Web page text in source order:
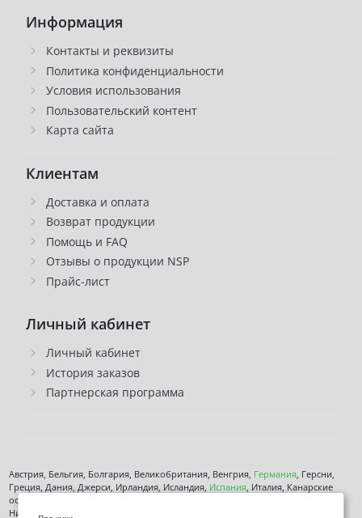
Информация
Контакты и реквизиты
Политика конфиденциальности
Условия использования
Пользовательский контент
Карта сайта
Клиентам
Доставка и оплата
Возврат продукции
Помощь и FAQ
Отзывы о продукции NSP
Прайс-лист
Личный кабинет
Личный кабинет
История заказов
Партнерская программа
Австрия, Бельгия, Болгария, Великобритания, Венгрия, Германия, Герсни,
Греция, Дания, Джерси, Ирландия, Исландия, Испания, Италия, Канарские
острова, Кипр, Латвия, Литва, Лихтенштейн, Люксембург, Мальта, Монако,
Нидерланды, Норвегия,